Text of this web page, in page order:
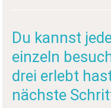
Du kannst
einzeln
drei erlebt
nächste